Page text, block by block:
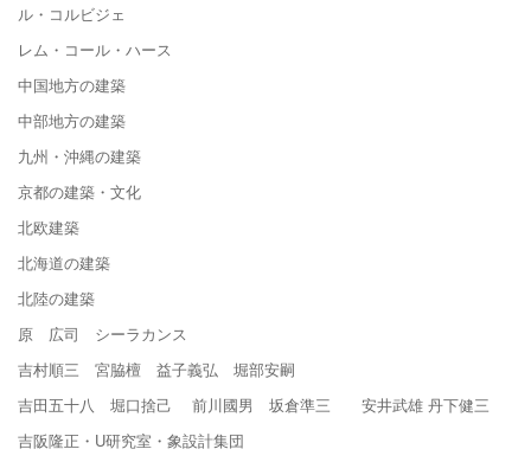
ル・コルビジェ
レム・コール・ハース
中国地方の建築
中部地方の建築
九州・沖縄の建築
京都の建築・文化
北欧建築
北海道の建築
北陸の建築
原 広司 シーラカンス
吉村順三 宮脇檀 益子義弘 堀部安嗣
吉田五十八 堀口捨己 前川國男 坂倉準三 安井武雄 丹下健三
吉阪隆正・U研究室・象設計集団